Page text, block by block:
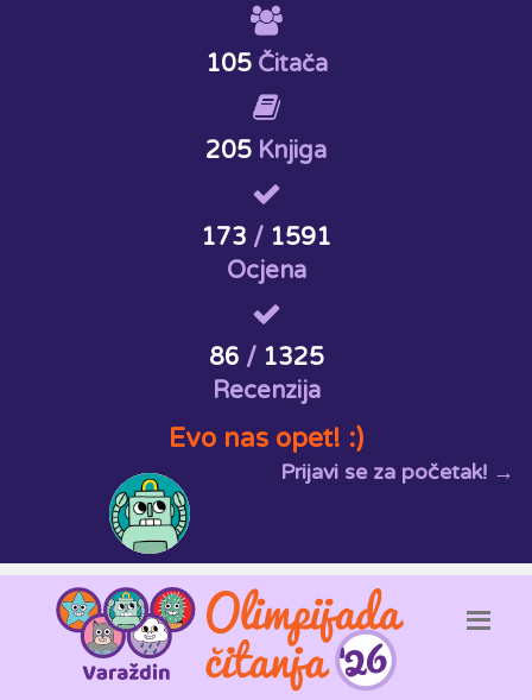
105Čitača
205 Knjiga
173 / 1591
Ocjena
86 / 1325
Recenzija
Evo nas opet! :)
Prijavi se za početak! →